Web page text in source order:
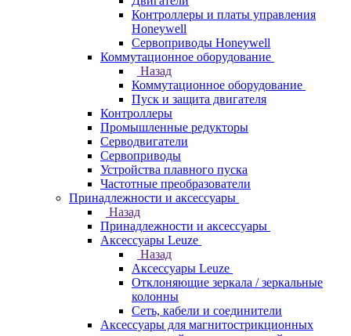
Контроллеры и платы управления
Honeywell
Сервоприводы Honeywell
Коммутационное оборудование
Назад
Коммутационное оборудование
Пуск и защита двигателя
Контроллеры
Промышленные редукторы
Серводвигатели
Сервоприводы
Устройства плавного пуска
Частотные преобразователи
Принадлежности и аксессуары
Назад
Принадлежности и аксессуары
Аксессуары Leuze
Назад
Аксессуары Leuze
Отклоняющие зеркала / зеркальные
колонны
Сеть, кабели и соединители
Аксессуары для магнитострикционных